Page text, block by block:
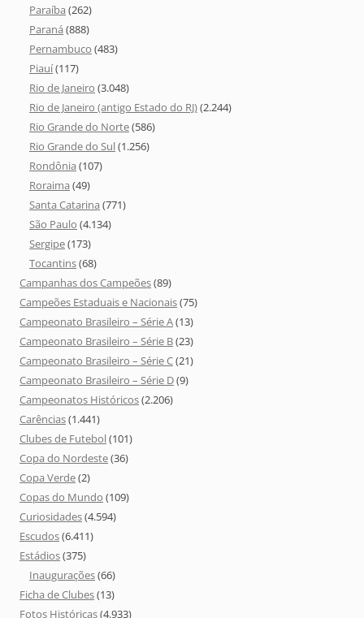
Paraíba (262)
Paraná (888)
Pernambuco (483)
Piauí(117)
Rio de Janeiro (3.048)
Rio de Janeiro (antigo Estado do RJ)(2.244)
Rio Grande do Norte(586)
Rio Grande do Sul(1.256)
Rondônia (107)
Roraima (49)
Santa Catarina (771)
São Paulo (4.134)
Sergipe(173)
Tocantins(68)
Campanhas dos Campeões(89)
Campeões Estaduais e Nacionais(75)
Campeonato Brasileiro – Série A(13)
Campeonato Brasileiro – Série B(23)
Campeonato Brasileiro – Série C(21)
Campeonato Brasileiro – Série D(9)
Campeonatos Históricos(2.206)
Carências(1.441)
Clubes de Futebol(101)
Copa do Nordeste(36)
Copa Verde(2)
Copas do Mundo (109)
Curiosidades(4.594)
Escudos(6.411)
Estádios(375)
Inaugurações(66)
Ficha de Clubes(13)
Fotos Históricas(4.933)